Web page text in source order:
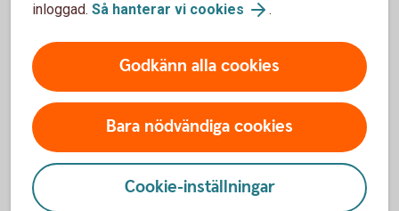
Green Fleet
Med Green Fleet kan ni minimera ert klimatavtryck och
optimera en grön vagnpark. Förutom val av fordon fokuserar
vi på varifrån finansieringen kommer och hjälper till med
rådgivning och bilpolicy med mål för Green Fleet.
inloggad. Så hanterar vi cookies .
Godkänn alla cookies
Bara nödvändiga cookies
Cookie-inställningar